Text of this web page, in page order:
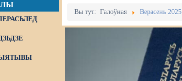
Вы тут:Галоўная Верасень 2025